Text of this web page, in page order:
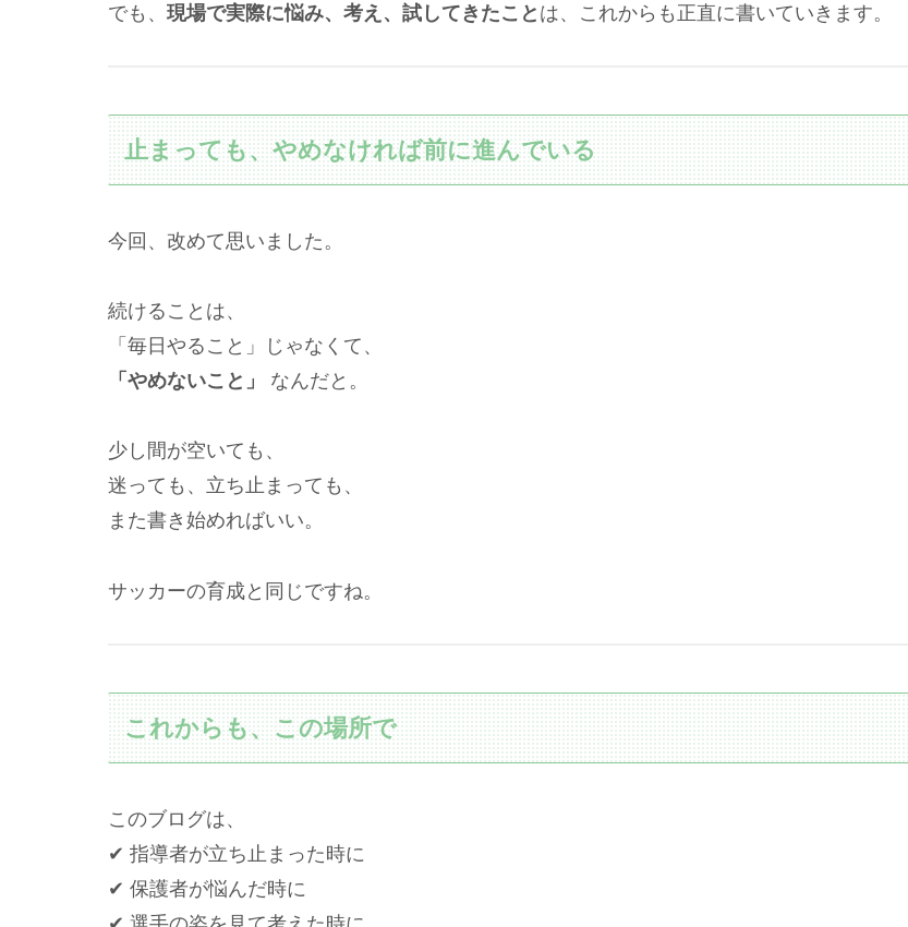
でも、 現場で実際に悩み、考え、試してきたこと は、これからも正直に書いていきます。
止まっても、やめなければ前に進んでいる
今回、改めて思いました。
続けることは、
「毎日やること」じゃなくて、
「やめないこと」
なんだと。
少し間が空いても、
迷っても、立ち止まっても、
また書き始めればいい。
サッカーの育成と同じですね。
これからも、この場所で
このブログは、
✔ 指導者が立ち止まった時に
✔ 保護者が悩んだ時に